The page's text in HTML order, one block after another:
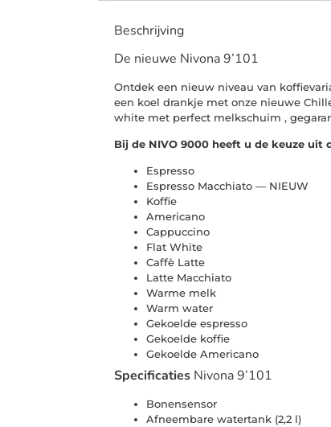
Beschrijving
De nieuwe Nivona 9’101
Ontdek een nieuw niveau van
een koel drankje met onze nieuwe
white met perfect melkschuim ,
Bij de NIVO 9000 heeft u de keuze uit
Espresso
Espresso Macchiato — NIEUW
Koffie
Americano
Cappuccino
Flat White
Caffè Latte
Latte Macchiato
Warme melk
Warm water
Gekoelde espresso
Gekoelde koffie
Gekoelde Americano
Specificaties Nivona 9’101
Bonensensor
Afneembare watertank (2,2 l)